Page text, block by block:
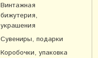
Винтажная
бижутерия,
украшения
Сувениры, подарки
Коробочки, упаковка